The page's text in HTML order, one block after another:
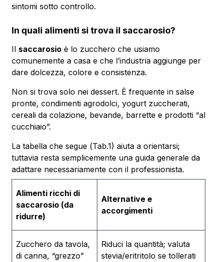
sintomi sotto controllo.
In quali alimenti si trova il saccarosio?
Il saccarosio è lo zucchero che usiamo
comunemente a casa e che l’industria aggiunge per
dare dolcezza, colore e consistenza.
Non si trova solo nei dessert. È frequente in salse
pronte, condimenti agrodolci, yogurt zuccherati,
cereali da colazione, bevande, barrette e prodotti “al
cucchiaio”.
La tabella che segue (Tab.1) aiuta a orientarsi;
tuttavia resta semplicemente una guida generale da
adattare necessariamente con il professionista.
Alimenti ricchi di
saccarosio (da
ridurre)
Alternative e
accorgimenti
Zucchero da tavola,
di canna, “grezzo”
Riduci la quantità; valuta
stevia/eritritolo se tollerati